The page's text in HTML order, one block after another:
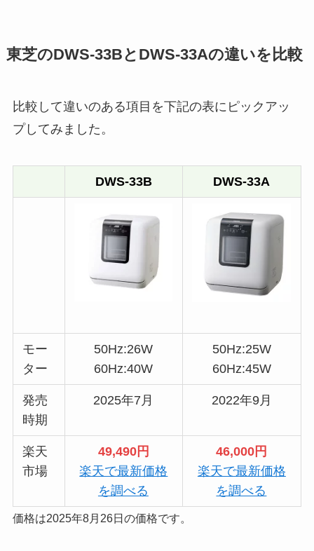
東芝のDWS-33BとDWS-33Aの違いを比較
比較して違いのある項目を下記の表にピックアッ
プしてみました。
DWS-33B DWS-33A
モー
ター
50Hz:26W
60Hz:40W
50Hz:25W
60Hz:45W
発売
時期
2025年7月 2022年9月
楽天
市場
49,490円
楽天で最新価格
を調べる
46,000円
楽天で最新価格
を調べる
価格は2025年8月26日の価格です。